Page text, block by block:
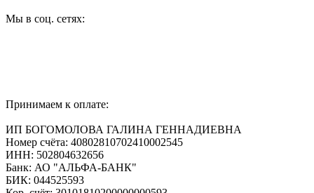
Мы в соц. сетях:
Принимаем к оплате:
ИП БОГОМОЛОВА ГАЛИНА ГЕННАДИЕВНА
Номер счёта: 40802810702410002545
ИНН: 502804632656
Банк: АО "АЛЬФА-БАНК"
БИК: 044525593